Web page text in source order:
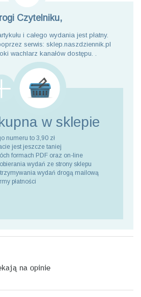
Czytelniku,
i całego wydania jest płatny.
serwis: sklep.naszdziennik.pl
wachlarz kanałów dostępu. .
w sklepie
numeru to 3,90 zł
jest jeszcze taniej
formach PDF oraz on-line
wydań ze strony sklepu
wydań drogą mailową
płatności
na opinie